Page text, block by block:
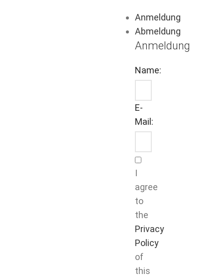
Anmeldung
Abmeldung
Anmeldung
Name:
E-
Mail:
I
agree
to
the
Privacy
Policy
of
this